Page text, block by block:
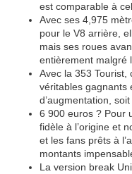
est comparable à
Avec ses 4,975
pour le V8 arrière,
mais ses roues
entièrement malgré
Avec la 353
véritables gagnants
d’augmentation,
6 900 euros ? Pour
fidèle à l’origine et
et les fans prêts à
montants
La version break